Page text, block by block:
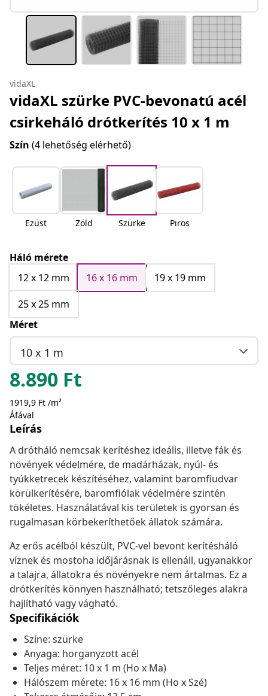
vidaXL
vidaXL szürke PVC-bevonatú acél
csirkeháló drótkerítés 10 x 1 m
Szín (4 lehetőség elérhető)
Ezüst Zöld Szürke Piros
Háló mérete
12 x 12 mm
16 x 16 mm
19 x 19 mm
25 x 25 mm
Méret
10 x 1 m
8.890 Ft
1919,9 Ft /m²
Áfával
Leírás
A drótháló nemcsak kerítéshez ideális, illetve fák és
növények védelmére, de madárházak, nyúl- és
tyúkketrecek készítéséhez, valamint baromfiudvar
körülkerítésére, baromfiólak védelmére szintén
tökéletes. Használatával kis területek is gyorsan és
rugalmasan körbekeríthetőek állatok számára.
Az erős acélból készült, PVC-vel bevont kerítésháló
víznek és mostoha időjárásnak is ellenáll, ugyanakkor
a talajra, állatokra és növényekre nem ártalmas. Ez a
drótkerítés könnyen használható; tetszőleges alakra
hajlítható vagy vágható.
Specifikációk
Színe: szürke
Anyaga: horganyzott acél
Teljes méret: 10 x 1 m (Ho x Ma)
Hálószem mérete: 16 x 16 mm (Ho x Szé)